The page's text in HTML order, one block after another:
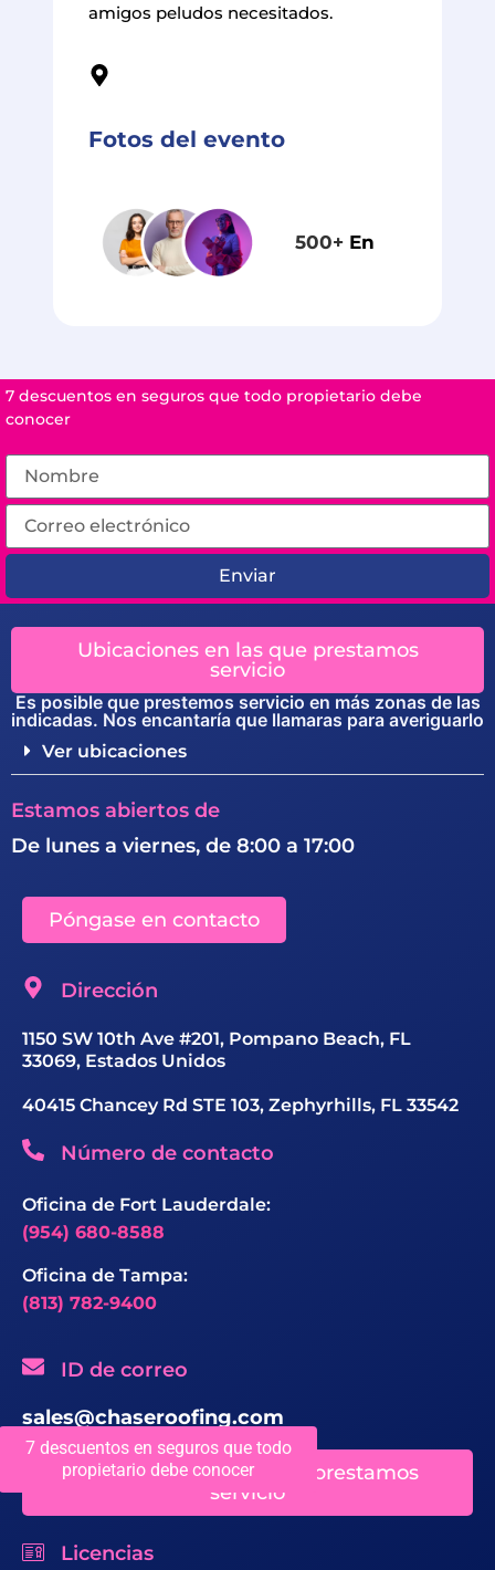
amigos peludos necesitados.
Fotos del evento
500+ En
7 descuentos en seguros que todo
propietario debe conocer
7 descuentos en seguros que todo propietario debe
conocer
Enviar
Ubicaciones en las que prestamos
servicio
Es posible que prestemos servicio en más zonas de las
indicadas. Nos encantaría que llamaras para averiguarlo
Ver ubicaciones
Estamos abiertos de
De lunes a viernes, de 8:00 a 17:00
Póngase en contacto
Dirección
1150 SW 10th Ave #201, Pompano Beach, FL
33069, Estados Unidos
40415 Chancey Rd STE 103, Zephyrhills, FL 33542
Número de contacto
Oficina de Fort Lauderdale:
(954) 680-8588
Oficina de Tampa:
(813) 782-9400
ID de correo
sales@chaseroofing.com
Ubicaciones en las que prestamos
servicio
Licencias